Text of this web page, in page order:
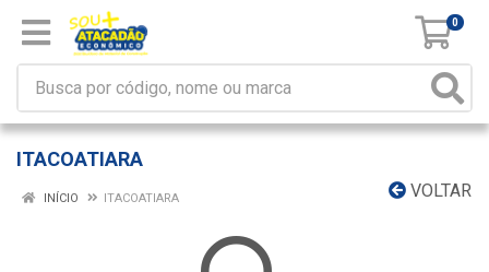
0
ITACOATIARA
VOLTAR
INÍCIO ITACOATIARA